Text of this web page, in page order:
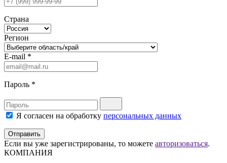
Страна
Регион
E-mail *
Пароль *
Я согласен на обработку персональных данных
Отправить
Если вы уже зарегистрированы, то можете авторизоваться.
КОМПАНИЯ